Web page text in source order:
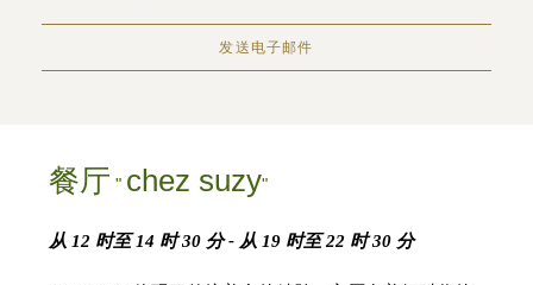
发送电子邮件
餐厅 " chez suzy"
从 12 时至 14 时 30 分 - 从 19 时至 22 时 30 分